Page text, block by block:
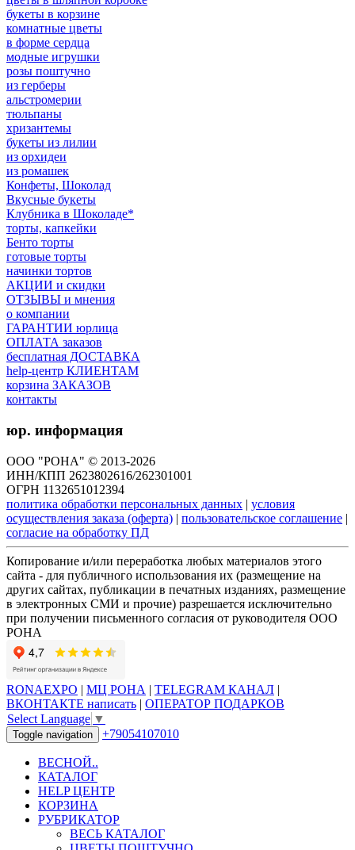
букеты в корзине
комнатные цветы
в форме сердца
модные игрушки
розы поштучно
из герберы
альстромерии
тюльпаны
хризантемы
букеты из лилии
из орхидеи
из ромашек
Конфеты, Шоколад
Вкусные букеты
Клубника в Шоколаде*
торты, капкейки
Бенто торты
готовые торты
начинки тортов
АКЦИИ и скидки
ОТЗЫВЫ и мнения
о компании
ГАРАНТИИ юрлица
ОПЛАТА заказов
бесплатная ДОСТАВКА
help-центр КЛИЕНТАМ
корзина ЗАКАЗОВ
контакты
юр. информация
ООО "РОНА" © 2013-2026
ИНН/КПП 2623802616/262301001
ОГРН 1132651012394
политика обработки персональных данных | условия
осуществления заказа (оферта) | пользовательское соглашение |
согласие на обработку ПД
Копирование и/или переработка любых материалов этого
сайта - для публичного использования их (размещение на
других сайтах, публикации в печатных изданиях, размещение
в электронных СМИ и прочие) разрешается исключительно
при получении письменного согласия от руководителя ООО
РОНА
RONAEXPO | МЦ РОНА | TELEGRAM КАНАЛ |
ВКОНТАКТЕ написать | ОПЕРАТОР ПОДАРКОВ
Select Language ▼
Toggle navigation +79054107010
ВЕСНОЙ..
КАТАЛОГ
HELP ЦЕНТР
КОРЗИНА
РУБРИКАТОР
ВЕСЬ КАТАЛОГ